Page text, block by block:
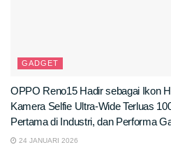
GADGET
OPPO Reno15 Hadir sebagai Ikon
Kamera Selfie Ultra-Wide Terluas
Pertama di Industri, dan Performa
24 JANUARI 2026